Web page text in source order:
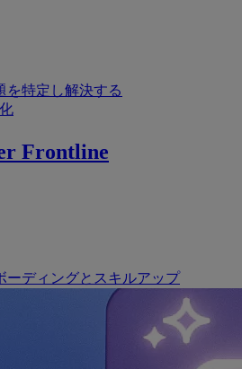
を特定し解決する
Frontline
ーディングとスキルアップ